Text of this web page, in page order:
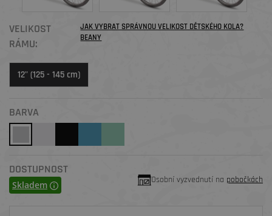
VELIKOST
RÁMU:
JAK VYBRAT SPRÁVNOU VELIKOST DĚTSKÉHO KOLA?
BEANY
12" (125 - 145 cm)
BARVA
DOSTUPNOST
Skladem Osobní vyzvednutí na pobočkách